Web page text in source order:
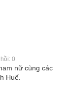
0
nữ cùng các
Huế.